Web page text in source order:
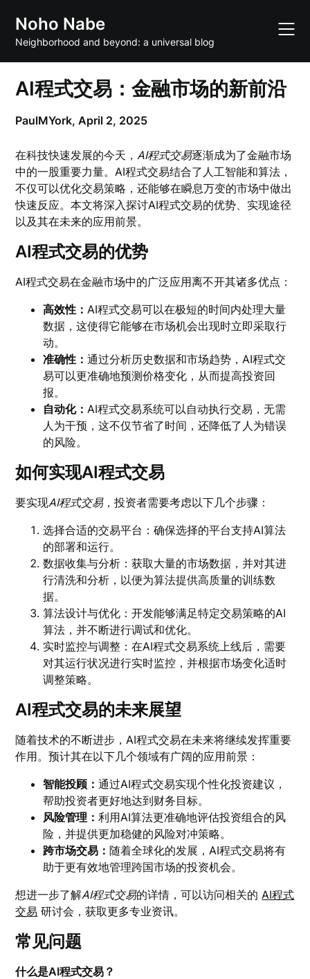
content
Noho Nabe
Neighborhood and beyond: a universal blog
AI程式交易：金融市场的新前沿
PaulMYork,April 2, 2025
在科技快速发展的今天，AI程式交易逐渐成为了金融市场
中的一股重要力量。AI程式交易结合了人工智能和算法，
不仅可以优化交易策略，还能够在瞬息万变的市场中做出
快速反应。本文将深入探讨AI程式交易的优势、实现途径
以及其在未来的应用前景。
AI程式交易的优势
AI程式交易在金融市场中的广泛应用离不开其诸多优点：
高效性：AI程式交易可以在极短的时间内处理大量
数据，这使得它能够在市场机会出现时立即采取行
动。
准确性：通过分析历史数据和市场趋势，AI程式交
易可以更准确地预测价格变化，从而提高投资回
报。
自动化：AI程式交易系统可以自动执行交易，无需
人为干预，这不仅节省了时间，还降低了人为错误
的风险。
如何实现AI程式交易
要实现AI程式交易，投资者需要考虑以下几个步骤：
选择合适的交易平台：确保选择的平台支持AI算法
的部署和运行。
数据收集与分析：获取大量的市场数据，并对其进
行清洗和分析，以便为算法提供高质量的训练数
据。
算法设计与优化：开发能够满足特定交易策略的AI
算法，并不断进行调试和优化。
实时监控与调整：在AI程式交易系统上线后，需要
对其运行状况进行实时监控，并根据市场变化适时
调整策略。
AI程式交易的未来展望
随着技术的不断进步，AI程式交易在未来将继续发挥重要
作用。预计其在以下几个领域有广阔的应用前景：
智能投顾：通过AI程式交易实现个性化投资建议，
帮助投资者更好地达到财务目标。
风险管理：利用AI算法更准确地评估投资组合的风
险，并提供更加稳健的风险对冲策略。
跨市场交易：随着全球化的发展，AI程式交易将有
助于更有效地管理跨国市场的投资机会。
想进一步了解AI程式交易的详情，可以访问相关的AI程式
交易 研讨会，获取更多专业资讯。
常见问题
什么是AI程式交易？